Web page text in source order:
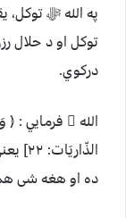
په الله ﷻ توکل،
توکل او د حلال
درکوي.
الله ﷻ فرمایي :
ده او هغه شى